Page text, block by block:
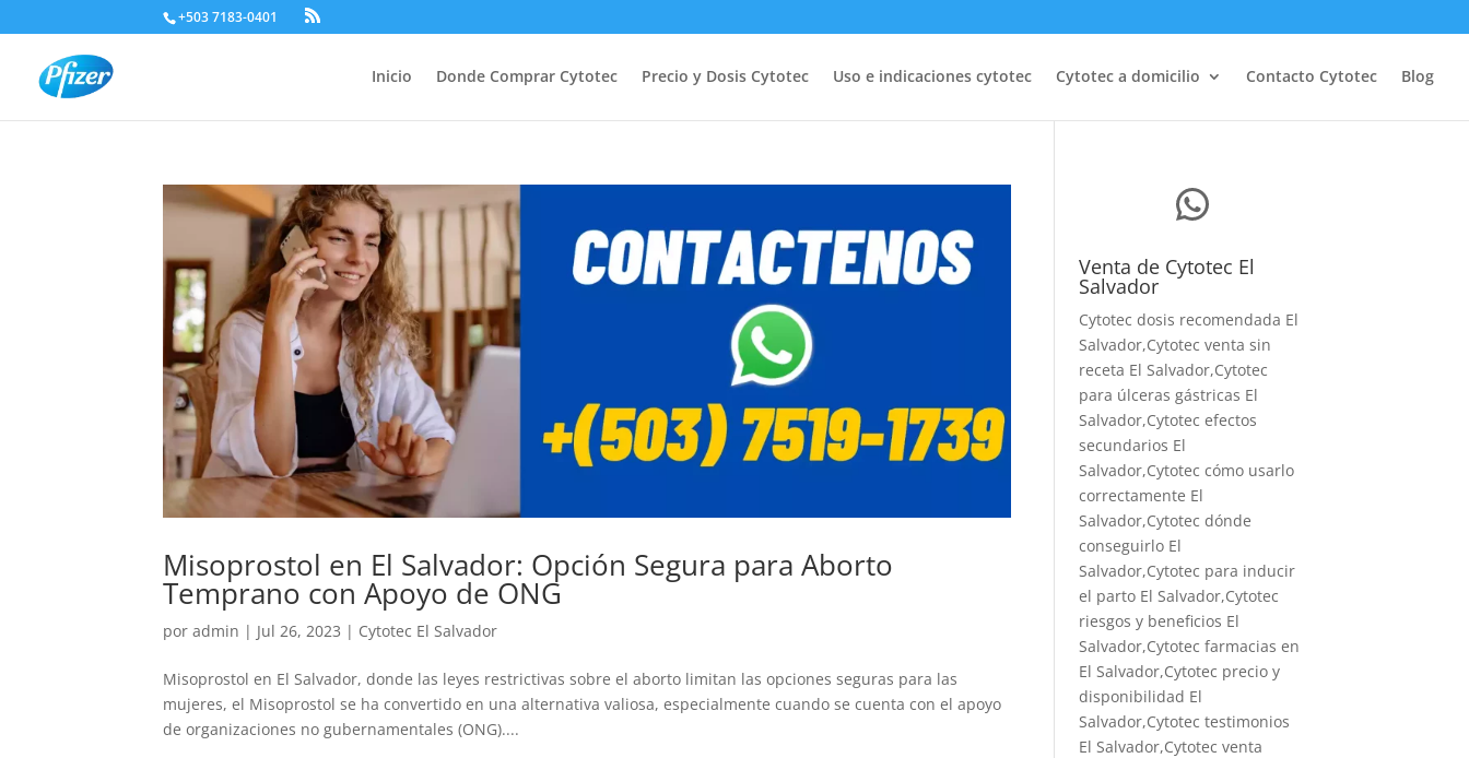
+503 7183-0401
Inicio Donde Comprar Cytotec Precio y Dosis Cytotec Uso e indicaciones cytotec Cytotec a domicilio Contacto Cytotec Blog
Misoprostol en El Salvador: Opción Segura para Aborto
Temprano con Apoyo de ONG
poradmin | Jul 26, 2023 | Cytotec El Salvador
Misoprostol en El Salvador, donde las leyes restrictivas sobre el aborto limitan las opciones seguras para las
mujeres, el Misoprostol se ha convertido en una alternativa valiosa, especialmente cuando se cuenta con el apoyo
de organizaciones no gubernamentales (ONG)....
WhatsApp
Venta de Cytotec El
Salvador
Cytotec dosis recomendada El
Salvador,Cytotec venta sin
receta El Salvador,Cytotec
para úlceras gástricas El
Salvador,Cytotec efectos
secundarios El
Salvador,Cytotec cómo usarlo
correctamente El
Salvador,Cytotec dónde
conseguirlo El
Salvador,Cytotec para inducir
el parto El Salvador,Cytotec
riesgos y beneficios El
Salvador,Cytotec farmacias en
El Salvador,Cytotec precio y
disponibilidad El
Salvador,Cytotec testimonios
El Salvador,Cytotec venta